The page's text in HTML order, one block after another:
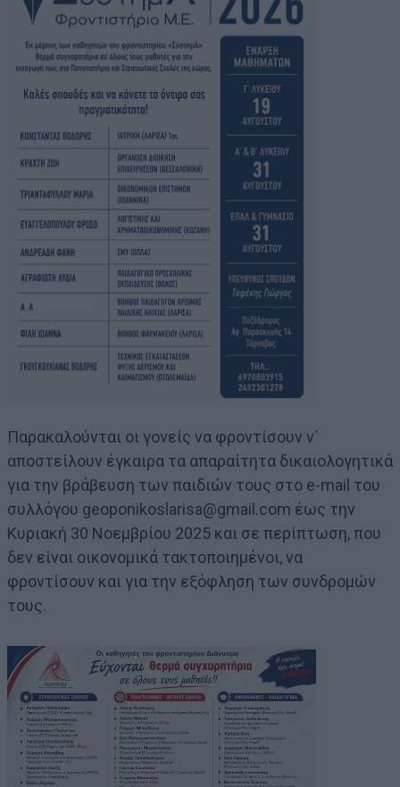
Παρακαλούνται οι γονείς να φροντίσουν ν΄
αποστείλουν έγκαιρα τα απαραίτητα δικαιολογητικά
για την βράβευση των παιδιών τους στο e-mail του
συλλόγου geoponikoslarisa@gmail.com έως την
Κυριακή 30 Νοεμβρίου 2025 και σε περίπτωση, που
δεν είναι οικονομικά τακτοποιημένοι, να
φροντίσουν και για την εξόφληση των συνδρομών
τους.